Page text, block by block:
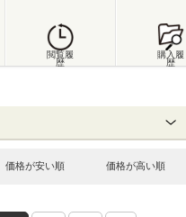
閲覧履
歴
購入履
歴
価格が安い順 価格が高い順